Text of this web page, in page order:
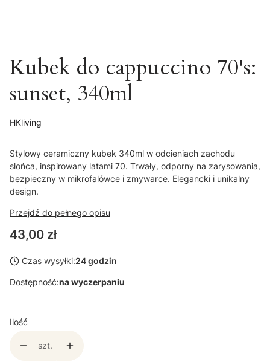
Kubek do cappuccino 70's:
sunset, 340ml
HKliving
Stylowy ceramiczny kubek 340ml w odcieniach zachodu
słońca, inspirowany latami 70. Trwały, odporny na zarysowania,
bezpieczny w mikrofalówce i zmywarce. Elegancki i unikalny
design.
Przejdź do pełnego opisu
Cena
43,00 zł
Czas wysyłki:24 godzin
Dostępność:na wyczerpaniu
Ilość
szt.